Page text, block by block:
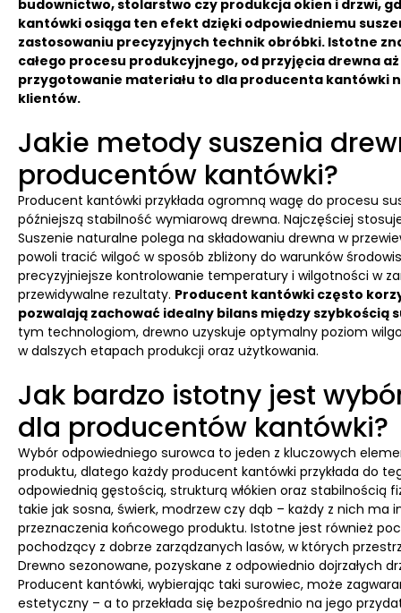
budownictwo, stolarstwo czy produkcja okien i drzwi,
kantówki osiąga ten efekt dzięki odpowiedniemu
zastosowaniu precyzyjnych technik obróbki. Istotne
całego procesu produkcyjnego, od przyjęcia drewna
przygotowanie materiału to dla producenta kantówki
klientów.
Jakie metody suszenia
producentów kantówki?
Producent kantówki przykłada ogromną wagę do procesu
późniejszą stabilność wymiarową drewna. Najczęściej
Suszenie naturalne polega na składowaniu drewna w
powoli tracić wilgoć w sposób zbliżony do warunków
precyzyjniejsze kontrolowanie temperatury i wilgotności w
przewidywalne rezultaty. Producent kantówki często
pozwalają zachować idealny bilans między
tym technologiom, drewno uzyskuje optymalny poziom
w dalszych etapach produkcji oraz użytkowania.
Jak bardzo istotny jest
dla producentów kantówki?
Wybór odpowiedniego surowca to jeden z kluczowych
produktu, dlatego każdy producent kantówki przykłada do
odpowiednią gęstością, strukturą włókien oraz stabilnością
takie jak sosna, świerk, modrzew czy dąb – każdy z nich ma
przeznaczenia końcowego produktu. Istotne jest również
pochodzący z dobrze zarządzanych lasów, w których
Drewno sezonowane, pozyskane z odpowiednio dojrzałych
Producent kantówki, wybierając taki surowiec, może
estetyczny – a to przekłada się bezpośrednio na jego